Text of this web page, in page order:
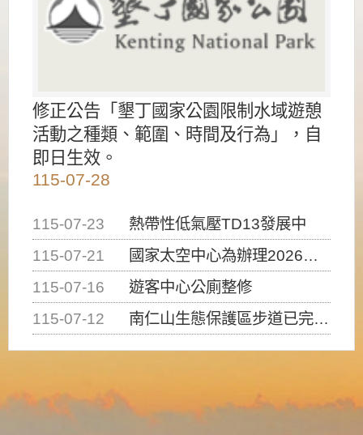
修正公告「墾丁國家公園限制水域遊憩
活動之種類、範圍、時間及行為」，自
即日生效。
115-07-28
115-07-23
熱帶性低氣壓TD13發展中
115-07-21
國家太空中心為辦理2026台灣盃火箭競賽，陸、海、空域警戒及協調相關事宜，因颱風備案事宜
115-07-16
遊客中心公廁整修
115-07-12
南仁山生態保護區步道已完成修復，自115年7月13日（星期一）起恢復開放入園，歡迎民眾依規定申請入園....